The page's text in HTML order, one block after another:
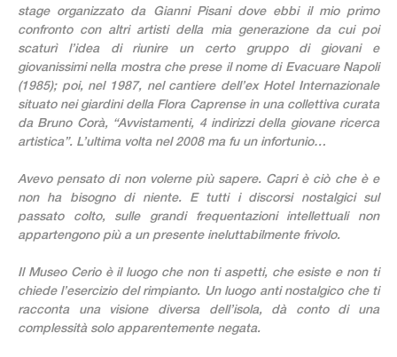
stage organizzato da Gianni Pisani dove ebbi il mio primo
confronto con altri artisti della mia generazione da cui poi
scaturì l’idea di riunire un certo gruppo di giovani e
giovanissimi nella mostra che prese il nome di Evacuare Napoli
(1985); poi, nel 1987, nel cantiere dell’ex Hotel Internazionale
situato nei giardini della Flora Caprense in una collettiva curata
da Bruno Corà, “Avvistamenti, 4 indirizzi della giovane ricerca
artistica”. L’ultima volta nel 2008 ma fu un infortunio…
Avevo pensato di non volerne più sapere. Capri è ciò che è e
non ha bisogno di niente. E tutti i discorsi nostalgici sul
passato colto, sulle grandi frequentazioni intellettuali non
appartengono più a un presente ineluttabilmente frivolo.
Il Museo Cerio è il luogo che non ti aspetti, che esiste e non ti
chiede l’esercizio del rimpianto. Un luogo anti nostalgico che ti
racconta una visione diversa dell’isola, dà conto di una
complessità solo apparentemente negata.